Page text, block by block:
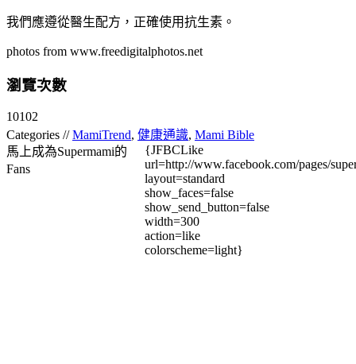
我們應遵從醫生配方，正確使用抗生素。
photos from www.freedigitalphotos.net
瀏覽次數
10102
Categories //MamiTrend, 健康通識, Mami Bible
馬上成為Supermami的
Fans
{JFBCLike
url=http://www.facebook.com/pages/
layout=standard
show_faces=false
show_send_button=false
width=300
action=like
colorscheme=light}